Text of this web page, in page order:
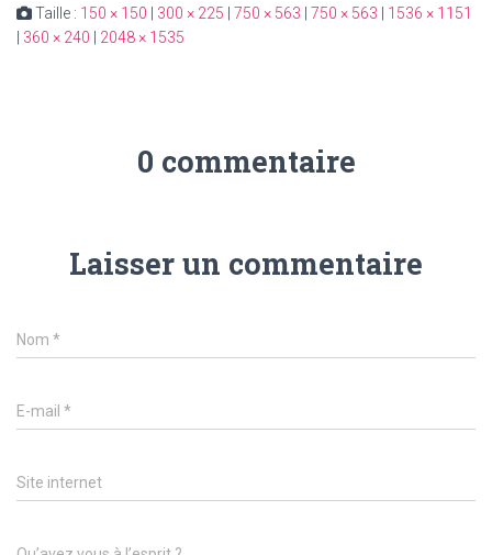
Taille : 150 × 150 300 × 225 750 × 563 750 × 563
1536 × 1151
360 × 240 2048 × 1535
0 commentaire
Laisser un commentaire
Nom *
E-mail *
Site internet